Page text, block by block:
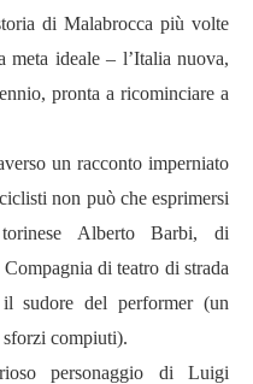
di Malabrocca più volte
meta ideale – l’Italia nuova,
pronta a ricominciare a
un racconto imperniato
non può che esprimersi
Alberto Barbi, di
di teatro di strada
sudore del performer (un
compiuti).
personaggio di Luigi